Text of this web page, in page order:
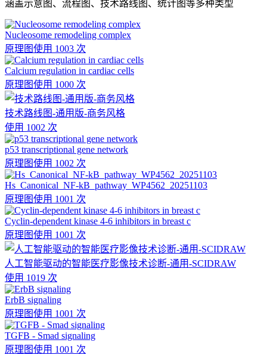
涵盖示意图、流程图、技术路线图、统计图等多种类型
Nucleosome remodeling complex
原理图使用 1003 次
Calcium regulation in cardiac cells
原理图使用 1000 次
技术路线图-通用版-商务风格
使用 1002 次
p53 transcriptional gene network
原理图使用 1002 次
Hs_Canonical_NF-kB_pathway_WP4562_20251103
原理图使用 1001 次
Cyclin-dependent kinase 4-6 inhibitors in breast c
原理图使用 1001 次
人工智能驱动的智能医疗影像技术诊断-通用-SCIDRAW
使用 1019 次
ErbB signaling
原理图使用 1001 次
TGFB - Smad signaling
原理图使用 1001 次